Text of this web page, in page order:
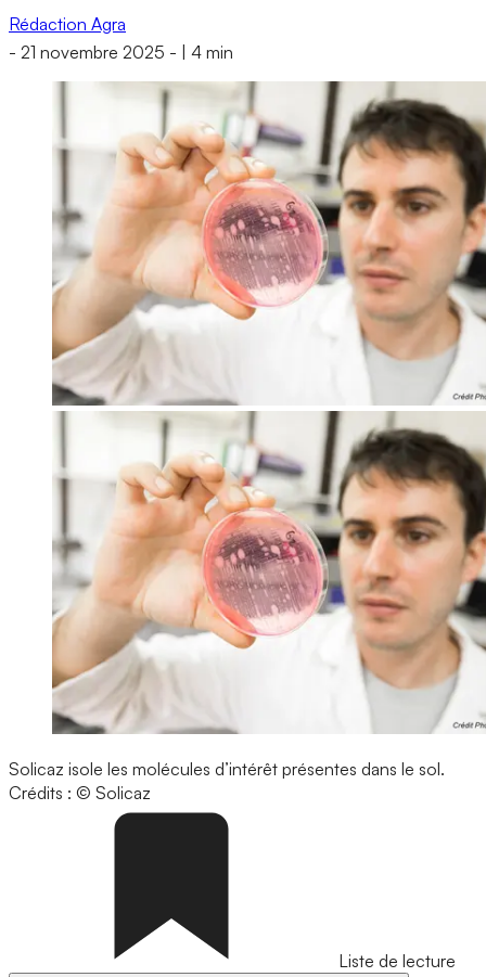
Rédaction Agra
- 21 novembre 2025 - 4 min
Solicaz isole les molécules d’intérêt présentes dans le sol.
Crédits : © Solicaz
Liste de lecture